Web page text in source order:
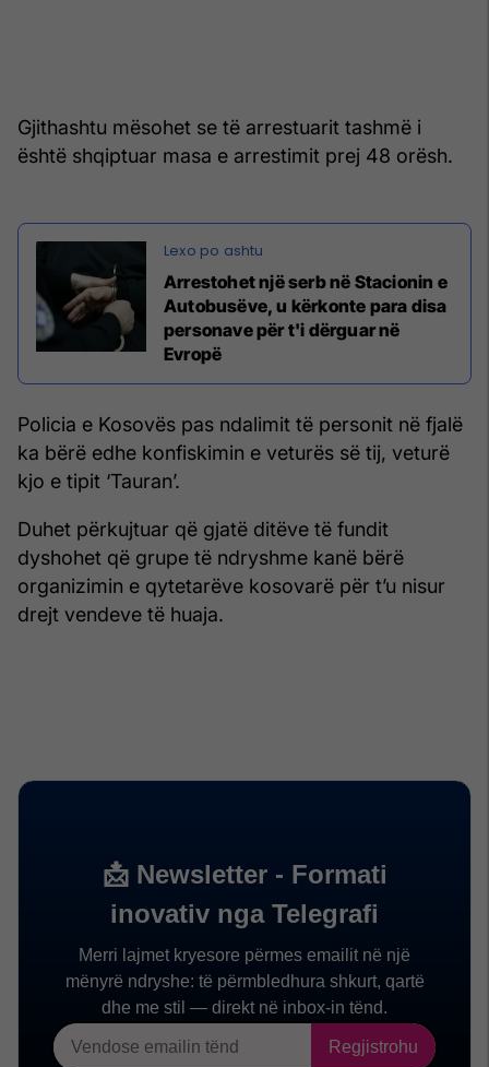
Gjithashtu mësohet se të arrestuarit tashmë i
është shqiptuar masa e arrestimit prej 48 orësh.
Arrestohet një serb në Stacionin e
Autobusëve, u kërkonte para disa
personave për t'i dërguar në
Evropë
Policia e Kosovës pas ndalimit të personit në fjalë
ka bërë edhe konfiskimin e veturës së tij, veturë
kjo e tipit ‘Tauran’.
Duhet përkujtuar që gjatë ditëve të fundit
dyshohet që grupe të ndryshme kanë bërë
organizimin e qytetarëve kosovarë për t’u nisur
drejt vendeve të huaja.